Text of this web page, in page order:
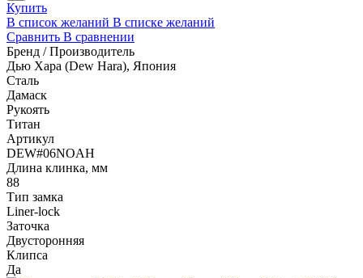
Купить
В список желаний В списке желаний
Сравнить В сравнении
Бренд / Производитель
Дью Хара (Dew Hara), Япония
Сталь
Дамаск
Рукоять
Титан
Артикул
DEW#06NOAH
Длина клинка, мм
88
Тип замка
Liner-lock
Заточка
Двусторонняя
Клипса
Да